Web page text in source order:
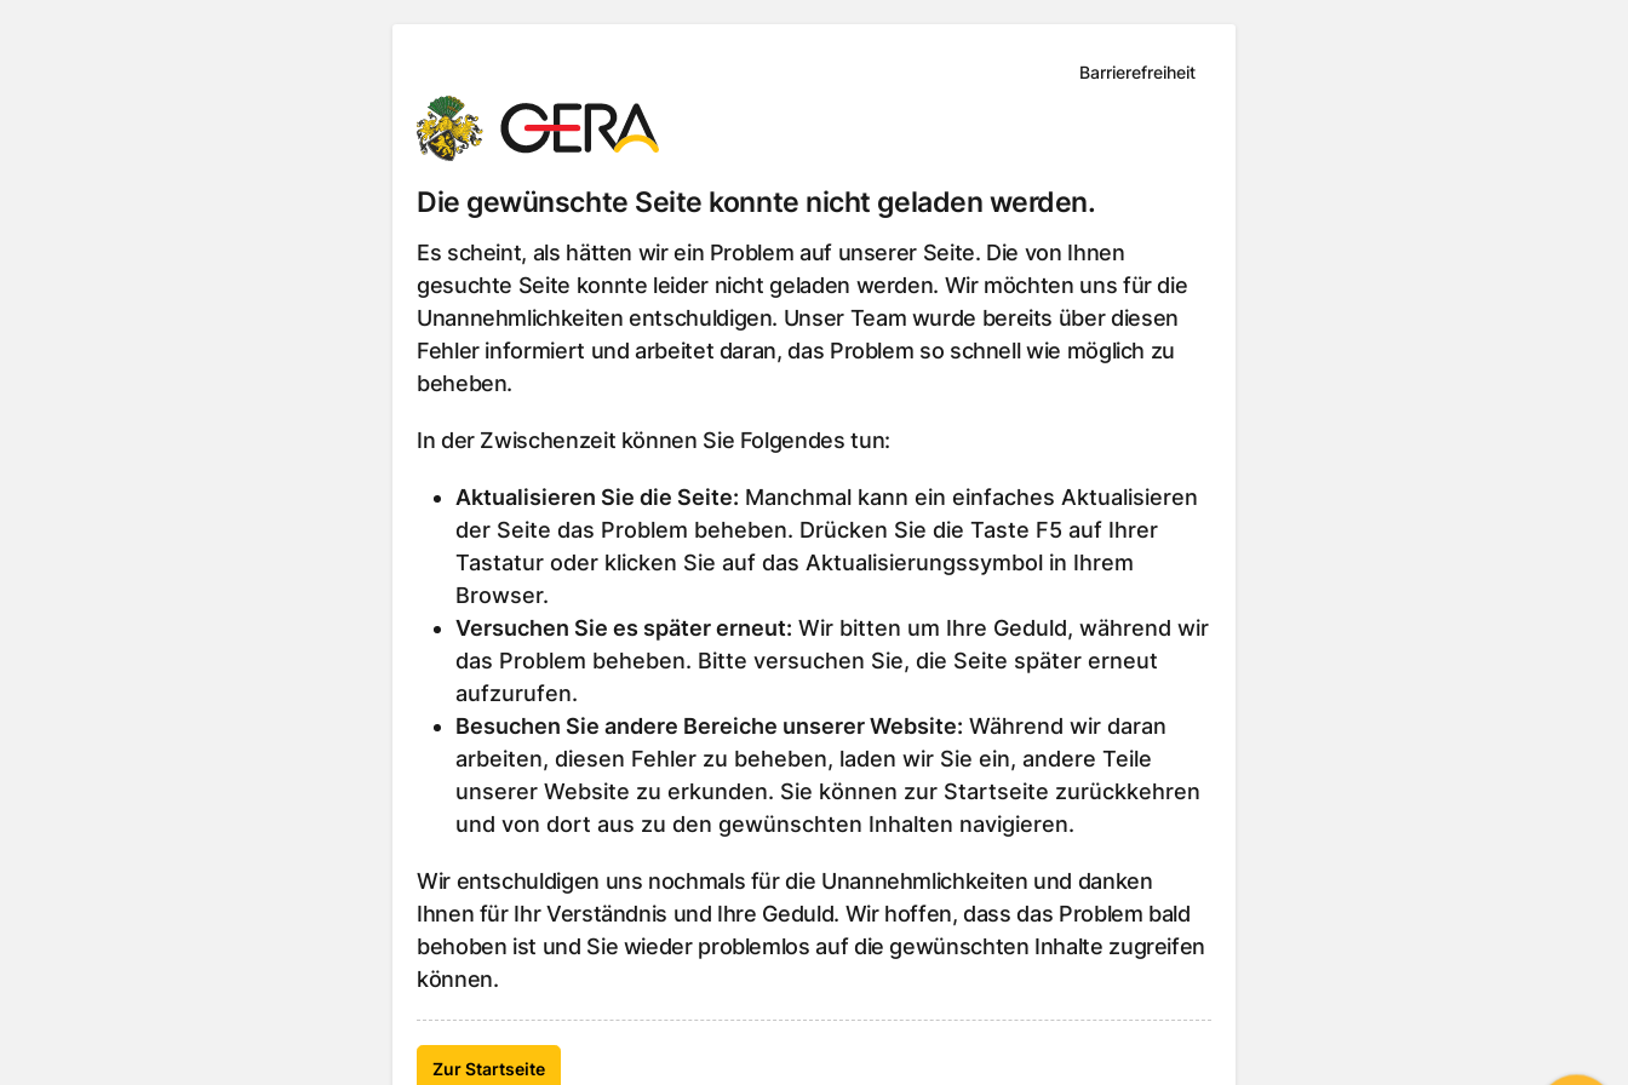
Barrierefreiheit
Die gewünschte Seite konnte nicht geladen werden.
Es scheint, als hätten wir ein Problem auf unserer Seite. Die von Ihnen
gesuchte Seite konnte leider nicht geladen werden. Wir möchten uns für die
Unannehmlichkeiten entschuldigen. Unser Team wurde bereits über diesen
Fehler informiert und arbeitet daran, das Problem so schnell wie möglich zu
beheben.
In der Zwischenzeit können Sie Folgendes tun:
Aktualisieren Sie die Seite: Manchmal kann ein einfaches Aktualisieren
der Seite das Problem beheben. Drücken Sie die Taste F5 auf Ihrer
Tastatur oder klicken Sie auf das Aktualisierungssymbol in Ihrem
Browser.
Versuchen Sie es später erneut: Wir bitten um Ihre Geduld, während wir
das Problem beheben. Bitte versuchen Sie, die Seite später erneut
aufzurufen.
Besuchen Sie andere Bereiche unserer Website: Während wir daran
arbeiten, diesen Fehler zu beheben, laden wir Sie ein, andere Teile
unserer Website zu erkunden. Sie können zur Startseite zurückkehren
und von dort aus zu den gewünschten Inhalten navigieren.
Wir entschuldigen uns nochmals für die Unannehmlichkeiten und danken
Ihnen für Ihr Verständnis und Ihre Geduld. Wir hoffen, dass das Problem bald
behoben ist und Sie wieder problemlos auf die gewünschten Inhalte zugreifen
können.
Zur Startseite